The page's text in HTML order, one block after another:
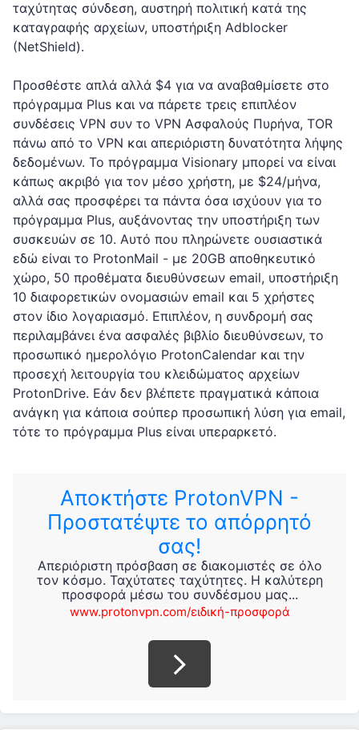
ταχύτητας σύνδεση, αυστηρή πολιτική κατά της
καταγραφής αρχείων, υποστήριξη Adblocker
(NetShield).
Προσθέστε απλά αλλά $4 για να αναβαθμίσετε στο
πρόγραμμα Plus και να πάρετε τρεις επιπλέον
συνδέσεις VPN συν το VPN Ασφαλούς Πυρήνα, TOR
πάνω από το VPN και απεριόριστη δυνατότητα λήψης
δεδομένων. Το πρόγραμμα Visionary μπορεί να είναι
κάπως ακριβό για τον μέσο χρήστη, με $24/μήνα,
αλλά σας προσφέρει τα πάντα όσα ισχύουν για το
πρόγραμμα Plus, αυξάνοντας την υποστήριξη των
συσκευών σε 10. Αυτό που πληρώνετε ουσιαστικά
εδώ είναι το ProtonMail - με 20GB αποθηκευτικό
χώρο, 50 προθέματα διευθύνσεων email, υποστήριξη
10 διαφορετικών ονομασιών email και 5 χρήστες
στον ίδιο λογαριασμό. Επιπλέον, η συνδρομή σας
περιλαμβάνει ένα ασφαλές βιβλίο διευθύνσεων, το
προσωπικό ημερολόγιο ProtonCalendar και την
προσεχή λειτουργία του κλειδώματος αρχείων
ProtonDrive. Εάν δεν βλέπετε πραγματικά κάποια
ανάγκη για κάποια σούπερ προσωπική λύση για email,
τότε το πρόγραμμα Plus είναι υπεραρκετό.
Αποκτήστε ProtonVPN -
Προστατέψτε το απόρρητό
σας!
Απεριόριστη πρόσβαση σε διακομιστές σε όλο
τον κόσμο. Ταχύτατες ταχύτητες. Η καλύτερη
προσφορά μέσω του συνδέσμου μας...
www.protonvpn.com/ειδική-προσφορά